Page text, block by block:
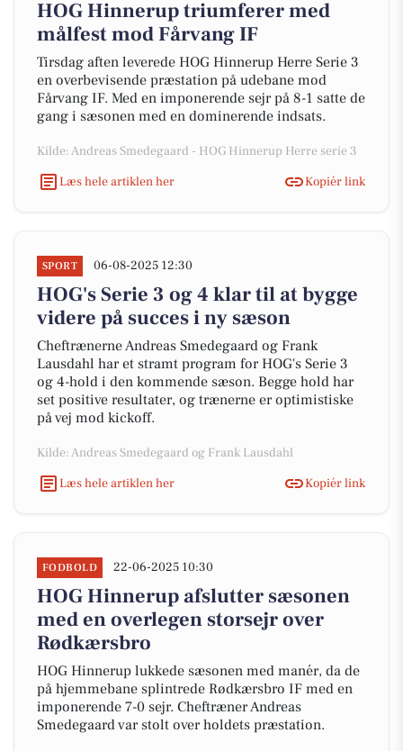
HOG Hinnerup triumferer med
målfest mod Fårvang IF
Tirsdag aften leverede HOG Hinnerup Herre Serie 3
en overbevisende præstation på udebane mod
Fårvang IF. Med en imponerende sejr på 8-1 satte de
gang i sæsonen med en dominerende indsats.
Kilde: Andreas Smedegaard - HOG Hinnerup Herre serie 3
Læs hele artiklen her
Kopiér link
SPORT 06-08-2025 12:30
HOG's Serie 3 og 4 klar til at bygge
videre på succes i ny sæson
Cheftrænerne Andreas Smedegaard og Frank
Lausdahl har et stramt program for HOG's Serie 3
og 4-hold i den kommende sæson. Begge hold har
set positive resultater, og trænerne er optimistiske
på vej mod kickoff.
Kilde: Andreas Smedegaard og Frank Lausdahl
Læs hele artiklen her
Kopiér link
FODBOLD 22-06-2025 10:30
HOG Hinnerup afslutter sæsonen
med en overlegen storsejr over
Rødkærsbro
HOG Hinnerup lukkede sæsonen med manér, da de
på hjemmebane splintrede Rødkærsbro IF med en
imponerende 7-0 sejr. Cheftræner Andreas
Smedegaard var stolt over holdets præstation.